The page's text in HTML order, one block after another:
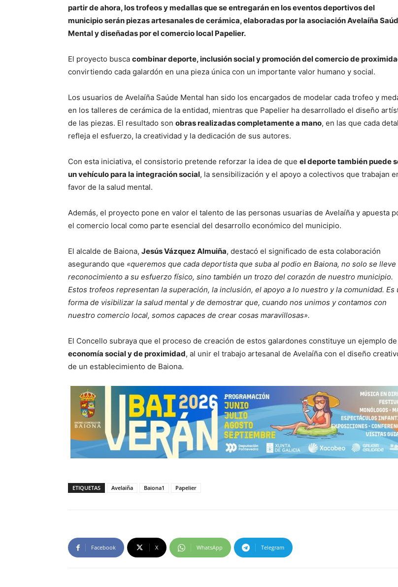
partir de ahora, los trofeos y medallas que se entregarán en los eventos deportivos del
municipio serán piezas artesanales de cerámica, elaboradas por la asociación Avelaíña
Mental y diseñadas por el comercio local Papelier.
El proyecto busca combinar deporte, inclusión social y promoción del comercio de
convirtiendo cada galardón en una pieza única con un importante valor humano y social.
Los usuarios de Avelaíña Saúde Mental han sido los encargados de modelar cada trofeo y
en los talleres de cerámica de la entidad, mientras que Papelier ha desarrollado el diseño
de las piezas. El resultado son obras realizadas completamente a mano, en las que cada
refleja el esfuerzo, la creatividad y la dedicación de sus autores.
Con esta iniciativa, el consistorio pretende reforzar la idea de que el deporte también puede
un vehículo para la integración social, la sensibilización y el apoyo a colectivos que trabajan
favor de la salud mental.
Además, el proyecto pone en valor el talento de las personas usuarias de Avelaíña y apuesta
el comercio local como parte esencial del desarrollo económico del municipio.
El alcalde de Baiona, Jesús Vázquez Almuiña, destacó el significado de esta colaboración
asegurando que «queremos que cada deportista que suba al podio en Baiona, no solo se lleve
reconocimiento a su esfuerzo físico, sino también un trozo del corazón de nuestro municipio.
Estos trofeos representan la superación, la inclusión, el apoyo a lo nuestro y la comunidad. Es
forma de visibilizar la salud mental y de demostrar que, cuando nos unimos y contamos con
nuestro comercio local, somos capaces de crear cosas maravillosas».
El Concello subraya que el proceso de creación de estos galardones constituye un ejemplo de
economía social y de proximidad, al unir el trabajo artesanal de Avelaíña con el diseño
de un establecimiento de Baiona.
ETIQUETAS Avelaiña Baiona1 Papelier
Facebook X WhatsApp Telegram